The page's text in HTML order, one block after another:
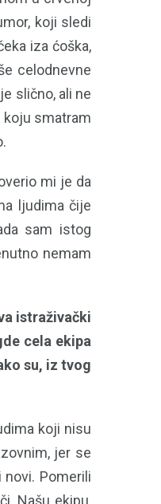
koji sledi
iza ćoška,
celodnevne
slično, ali ne
koju smatram
mi je da
ljudima čije
sam istog
nemam
istraživački
cela ekipa
su, iz tvog
koji nisu
jer se
Pomerili
Našu ekipu,